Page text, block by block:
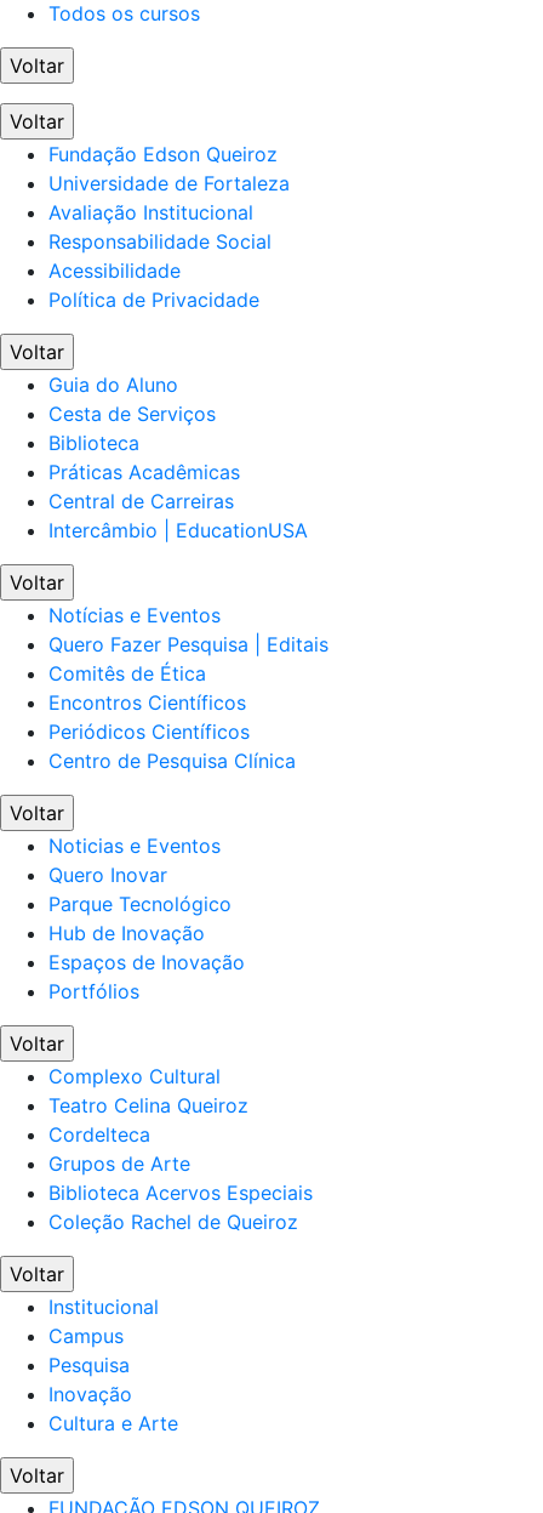
Todos os cursos
Voltar
Voltar
Fundação Edson Queiroz
Universidade de Fortaleza
Avaliação Institucional
Responsabilidade Social
Acessibilidade
Política de Privacidade
Voltar
Guia do Aluno
Cesta de Serviços
Biblioteca
Práticas Acadêmicas
Central de Carreiras
Intercâmbio | EducationUSA
Voltar
Notícias e Eventos
Quero Fazer Pesquisa | Editais
Comitês de Ética
Encontros Científicos
Periódicos Científicos
Centro de Pesquisa Clínica
Voltar
Noticias e Eventos
Quero Inovar
Parque Tecnológico
Hub de Inovação
Espaços de Inovação
Portfólios
Voltar
Complexo Cultural
Teatro Celina Queiroz
Cordelteca
Grupos de Arte
Biblioteca Acervos Especiais
Coleção Rachel de Queiroz
Voltar
Institucional
Campus
Pesquisa
Inovação
Cultura e Arte
Voltar